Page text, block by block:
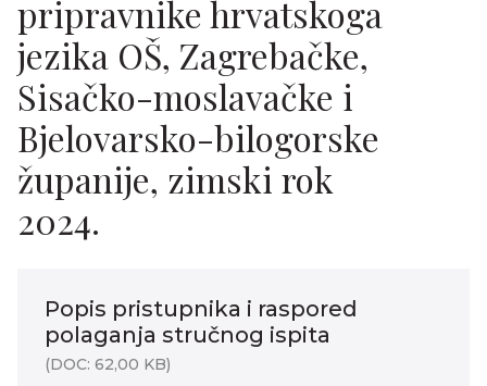
pripravnike hrvatskoga
jezika OŠ, Zagrebačke,
Sisačko-moslavačke i
Bjelovarsko-bilogorske
županije, zimski rok
2024.
Popis pristupnika i raspored
polaganja stručnog ispita
(DOC: 62,00 KB)